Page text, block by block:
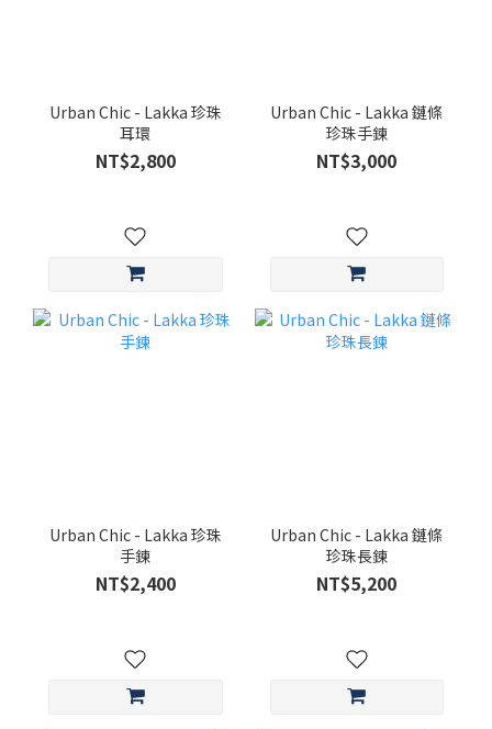
Urban Chic - Lakka 珍珠
耳環
NT$2,800
Urban Chic - Lakka 鏈條
珍珠手鍊
NT$3,000
Urban Chic - Lakka 珍珠
手鍊
NT$2,400
Urban Chic - Lakka 鏈條
珍珠長鍊
NT$5,200